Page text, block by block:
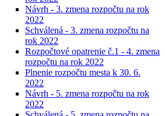
Návrh - 3. zmena rozpočtu na rok
2022
Schválená - 3. zmena rozpočtu na
rok 2022
Rozpočtové opatrenie č.1 - 4. zmena
rozpočtu na rok 2022
Plnenie rozpočtu mesta k 30. 6.
2022
Návrh - 5. zmena rozpočtu na rok
2022